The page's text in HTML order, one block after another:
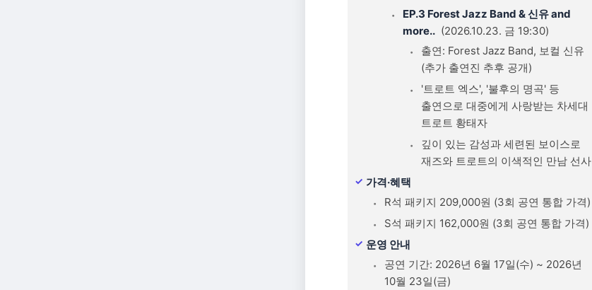
EP.3 Forest Jazz Band & 신유 and
more.. (2026.10.23. 금 19:30)
출연: Forest Jazz Band, 보컬 신유
(추가 출연진 추후 공개)
'트로트 엑스', '불후의 명곡' 등
출연으로 대중에게 사랑받는 차세대
트로트 황태자
깊이 있는 감성과 세련된 보이스로
재즈와 트로트의 이색적인 만남 선사
가격·혜택
R석 패키지 209,000원 (3회 공연 통합 가격)
S석 패키지 162,000원 (3회 공연 통합 가격)
운영 안내
공연 기간: 2026년 6월 17일(수) ~ 2026년
10월 23일(금)